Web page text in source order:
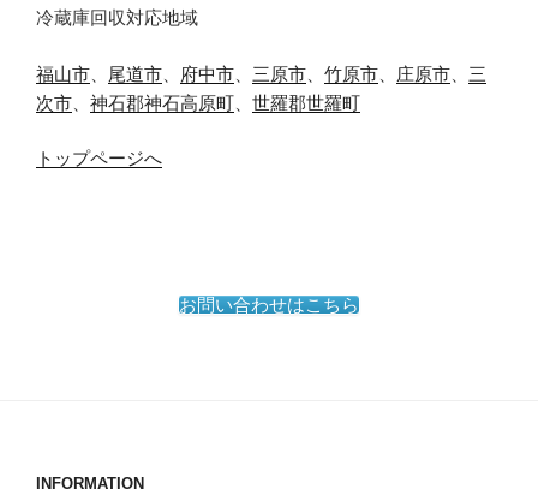
冷蔵庫回収対応地域
福山市 尾道市 府中市 三原市 竹原市 庄原市
三
次市
神石郡神石高原町 世羅郡世羅町
トップページへ
お問い合わせはこちら
INFORMATION